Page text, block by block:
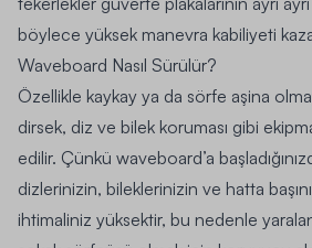
böylece yüksek manevra kabiliyeti
Waveboard Nasıl Sürülür?
Özellikle kaykay ya da sörfe aşina
dirsek, diz ve bilek koruması gibi
edilir. Çünkü waveboard’a
dizlerinizin, bileklerinizin ve hatta
ihtimaliniz yüksektir, bu nedenle